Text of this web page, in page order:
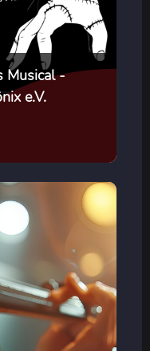
Musical -
e.V.